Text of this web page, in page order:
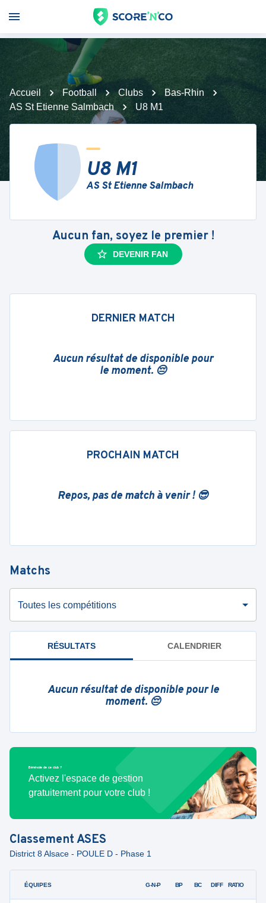
Accueil Football Clubs
Bas-Rhin
AS St Etienne Salmbach
U8 M1
U8 M1
AS St Etienne Salmbach
Aucun fan, soyez le premier !
DEVENIR FAN
DERNIER MATCH
Aucun résultat de disponible pour
le moment. 😔
PROCHAIN MATCH
Repos, pas de match à venir ! 😎
Matchs
Toutes les compétitions
RÉSULTATS CALENDRIER
Aucun résultat de disponible pour le
moment. 😔
Bénévole de ce club ?
Activez l'espace de gestion
gratuitement pour votre club !
ClassementASES
District 8 Alsace - POULE D - Phase 1
ÉQUIPES G-N-P BP BC DIFF RATIO